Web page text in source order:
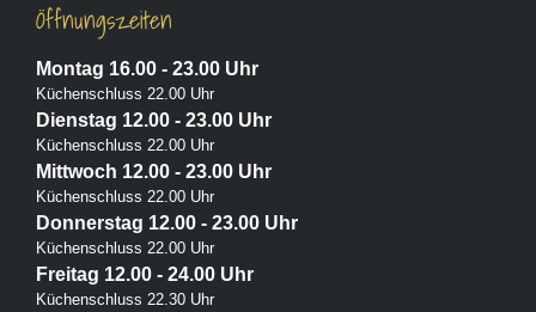
Öffnungszeiten
Montag 16.00 - 23.00 Uhr
Küchenschluss 22.00 Uhr
Dienstag 12.00 - 23.00 Uhr
Küchenschluss 22.00 Uhr
Mittwoch 12.00 - 23.00 Uhr
Küchenschluss 22.00 Uhr
Donnerstag 12.00 - 23.00 Uhr
Küchenschluss 22.00 Uhr
Freitag 12.00 - 24.00 Uhr
Küchenschluss 22.30 Uhr